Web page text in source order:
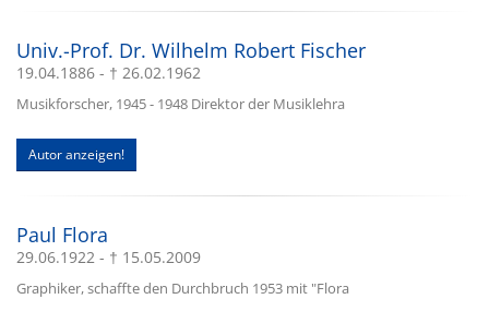
Univ.-Prof. Dr. Wilhelm Robert Fischer
19.04.1886 - † 26.02.1962
Musikforscher, 1945 - 1948 Direktor der Musiklehra
Autor anzeigen!
Paul Flora
29.06.1922 - † 15.05.2009
Graphiker, schaffte den Durchbruch 1953 mit "Flora